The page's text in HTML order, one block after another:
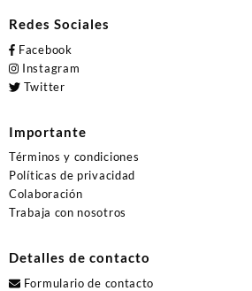
Redes Sociales
Facebook
Instagram
Twitter
Importante
Términos y condiciones
Políticas de privacidad
Colaboración
Trabaja con nosotros
Detalles de contacto
Formulario de contacto